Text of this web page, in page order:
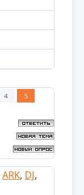
4
5
ARK, DJ,